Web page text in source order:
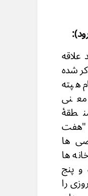
شده
هپته
معنی
ها
ها
پنج
را